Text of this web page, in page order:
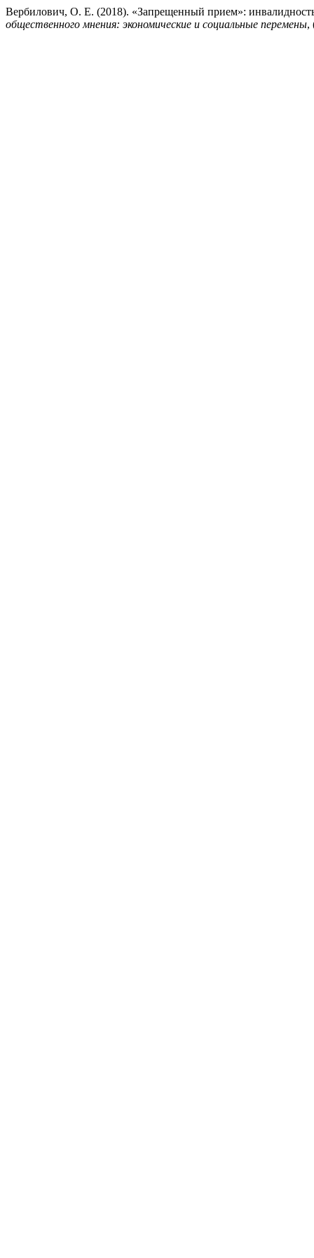
Вербилович, О. Е. (2018). «Запрещенный прием»:
общественного мнения: экономические и социальные перемены,